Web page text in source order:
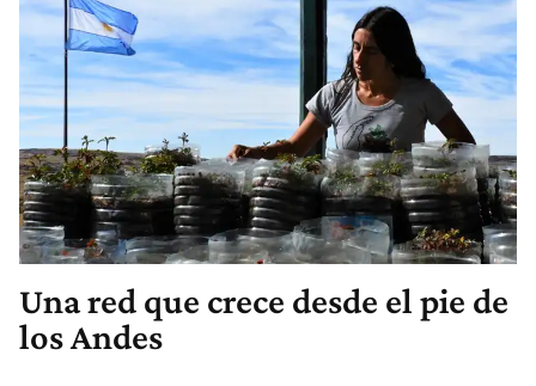
Una red que crece desde el pie de
los Andes